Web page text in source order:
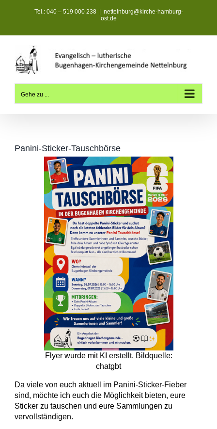
Tel.: 040 – 519 000 238
nettelnburg@kirche-hamburg-
ost.de
Gehe zu ...
Panini-Sticker-Tauschbörse
Flyer wurde mit KI erstellt. Bildquelle:
chatgbt
Da viele von euch aktuell im Panini-Sticker-Fieber
sind, möchte ich euch die Möglichkeit bieten, eure
Sticker zu tauschen und eure Sammlungen zu
vervollständigen.